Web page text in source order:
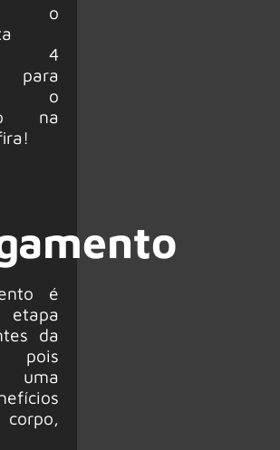
o
4
para
o
na
é
da
pois
uma